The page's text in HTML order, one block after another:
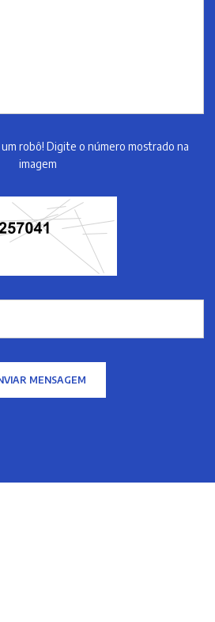
robô! Digite o número mostrado na
imagem
MENSAGEM